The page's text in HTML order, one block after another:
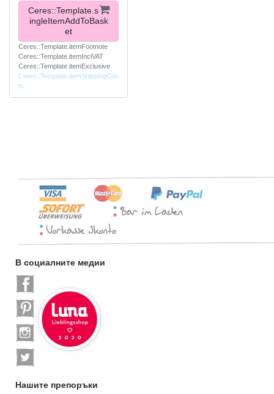
Ceres::Template.s
ingleItemAddToBask
et
Ceres::Template.itemFootnote
Ceres::Template.itemInclVAT
Ceres::Template.itemExclusive
Ceres::Template.itemShippingCos
ts
В социалните медии
Нашите препоръки